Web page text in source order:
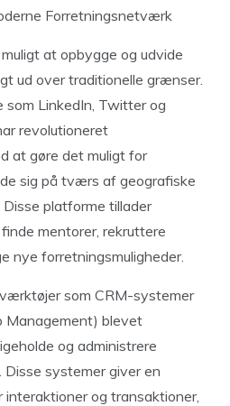
Forretningsnetværk
at opbygge og udvide
ud over traditionelle grænser.
som LinkedIn, Twitter og
revolutioneret
at gøre det muligt for
sig på tværs af geografiske
Disse platforme tillader
mentorer, rekruttere
nye forretningsmuligheder.
som CRM-systemer
Management) blevet
og administrere
systemer giver en
og transaktioner,